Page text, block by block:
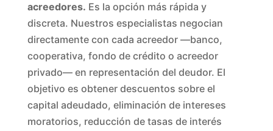
acreedores. Es la opción más rápida y
discreta. Nuestros especialistas negocian
directamente con cada acreedor —banco,
cooperativa, fondo de crédito o acreedor
privado— en representación del deudor. El
objetivo es obtener descuentos sobre el
capital adeudado, eliminación de intereses
moratorios, reducción de tasas de interés